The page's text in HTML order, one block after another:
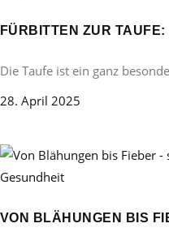
FÜRBITTEN ZUR
Die Taufe ist ein ganz
28. April 2025
Gesundheit
VON BLÄHUNGEN BIS